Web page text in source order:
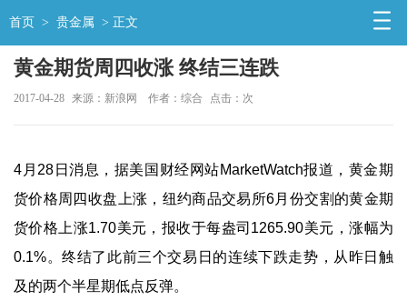
首页 > 贵金属 > 正文
黄金期货周四收涨 终结三连跌
2017-04-28 来源：新浪网 作者：综合 点击： 次
4月28日消息，据美国财经网站MarketWatch报道，黄金期
货价格周四收盘上涨，纽约商品交易所6月份交割的黄金期
货价格上涨1.70美元，报收于每盎司1265.90美元，涨幅为
0.1%。终结了此前三个交易日的连续下跌走势，从昨日触
及的两个半星期低点反弹。